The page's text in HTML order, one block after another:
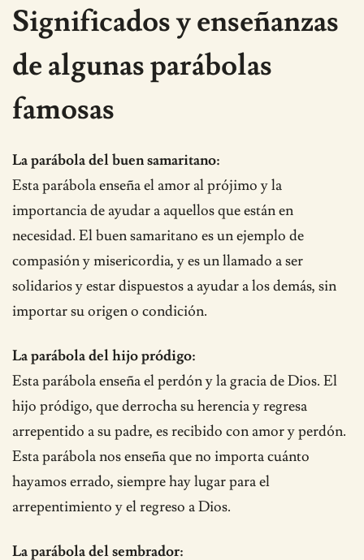
Significados y enseñanzas
de algunas parábolas
famosas
La parábola del buen samaritano:
Esta parábola enseña el amor al prójimo y la
importancia de ayudar a aquellos que están en
necesidad. El buen samaritano es un ejemplo de
compasión y misericordia, y es un llamado a ser
solidarios y estar dispuestos a ayudar a los demás, sin
importar su origen o condición.
La parábola del hijo pródigo:
Esta parábola enseña el perdón y la gracia de Dios. El
hijo pródigo, que derrocha su herencia y regresa
arrepentido a su padre, es recibido con amor y perdón.
Esta parábola nos enseña que no importa cuánto
hayamos errado, siempre hay lugar para el
arrepentimiento y el regreso a Dios.
La parábola del sembrador: